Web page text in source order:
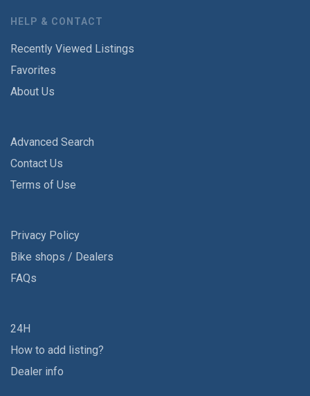
HELP & CONTACT
Recently Viewed Listings
Favorites
About Us
Advanced Search
Contact Us
Terms of Use
Privacy Policy
Bike shops / Dealers
FAQs
24H
How to add listing?
Dealer info